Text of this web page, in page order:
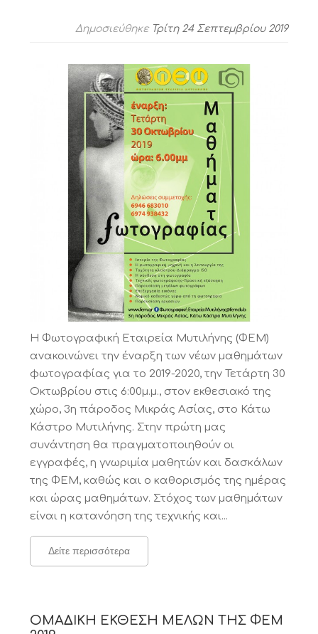
Δημοσιεύθηκε Τρίτη 24 Σεπτεμβρίου 2019
Η Φωτογραφική Εταιρεία Μυτιλήνης (ΦΕΜ)
ανακοινώνει την έναρξη των νέων μαθημάτων
φωτογραφίας για το 2019-2020, την Τετάρτη 30
Οκτωβρίου στις 6:00μ.μ., στοv εκθεσιακό της
χώρο, 3η πάροδος Μικράς Ασίας, στο Κάτω
Κάστρο Μυτιλήνης. Στην πρώτη μας
συνάντηση θα πραγματοποιηθούν οι
εγγραφές, η γνωριμία μαθητών και δασκάλων
της ΦΕΜ, καθώς και ο καθορισμός της ημέρας
και ώρας μαθημάτων. Στόχος των μαθημάτων
είναι η κατανόηση της τεχνικής και...
Δείτε περισσότερα
ΟΜΑΔΙΚΗ ΕΚΘΕΣΗ ΜΕΛΩΝ ΤΗΣ ΦΕΜ